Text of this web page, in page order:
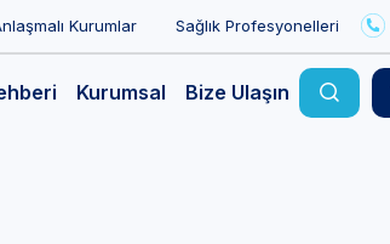
Kurumlar Sağlık Profesyonelleri
Kurumsal Bize Ulaşın